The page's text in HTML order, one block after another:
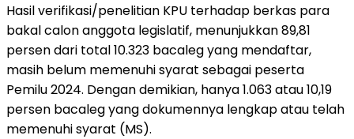
Hasil verifikasi/penelitian KPU terhadap berkas para
bakal calon anggota legislatif, menunjukkan 89,81
persen dari total 10.323 bacaleg yang mendaftar,
masih belum memenuhi syarat sebagai peserta
Pemilu 2024. Dengan demikian, hanya 1.063 atau 10,19
persen bacaleg yang dokumennya lengkap atau telah
memenuhi syarat (MS).